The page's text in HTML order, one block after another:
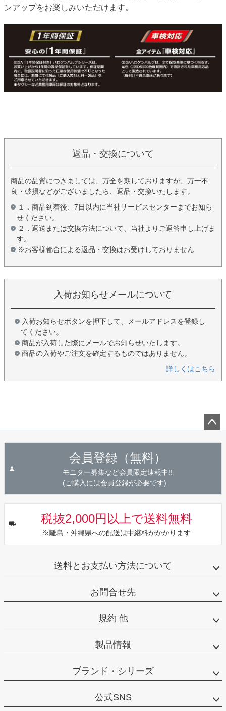
ンアップをお楽しみいただけます。
返品・交換について
商品の品質につきましては、万全を期しておりますが、万一不
良・破損などがございましたら、返品・交換いたします。
１．商品到着後、7日以内に当社サービスセンターまでお知ら
せください。
２．返送または交換方法について、当社よりご返答申し上げま
す。
※お客様都合による返品・交換はお受けしておりません
入荷お知らせメールについて
入荷お知らせボタンを押下して、メールアドレスを登録し
てください。
商品が入荷した際にメールでお知らせいたします。
商品の入荷やご注文を確定するものではありません。
詳しくはこちら
会員登録（無料）
モニター募集など会員限定速報中!!
(ご購入には会員登録が必要です)
税抜2,000円以上で送料無料
※離島・沖縄県への配送は中継料がかかります
送料とお支払い方法について
お問合せ先
規約 他
製品情報
ブランド・シリーズ
公式SNS